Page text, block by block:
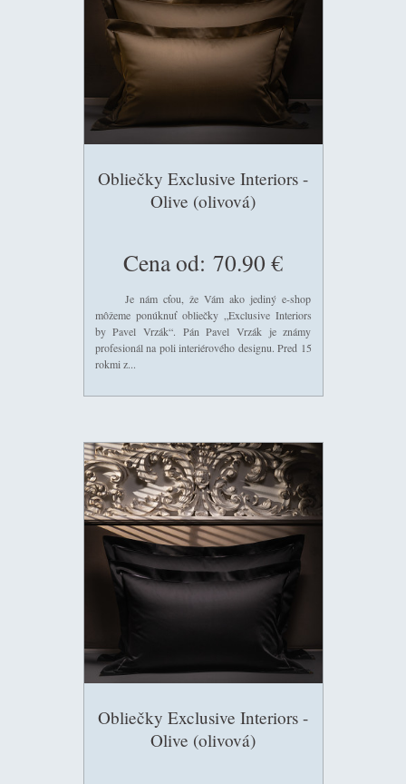
Obliečky Exclusive Interiors -
Olive (olivová)
Cena od: 70.90 €
Je nám cťou, že Vám ako jediný e-shop
môžeme ponúknuť obliečky „Exclusive Interiors
by Pavel Vrzák“. Pán Pavel Vrzák je známy
profesionál na poli interiérového designu. Pred 15
rokmi z...
Obliečky Exclusive Interiors -
Olive (olivová)